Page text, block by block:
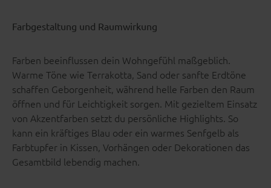
Farbgestaltung und Raumwirkung
Farben beeinflussen dein Wohngefühl maßgeblich.
Warme Töne wie Terrakotta, Sand oder sanfte Erdtöne
schaffen Geborgenheit, während helle Farben den Raum
öffnen und für Leichtigkeit sorgen. Mit gezieltem Einsatz
von Akzentfarben setzt du persönliche Highlights. So
kann ein kräftiges Blau oder ein warmes Senfgelb als
Farbtupfer in Kissen, Vorhängen oder Dekorationen das
Gesamtbild lebendig machen.